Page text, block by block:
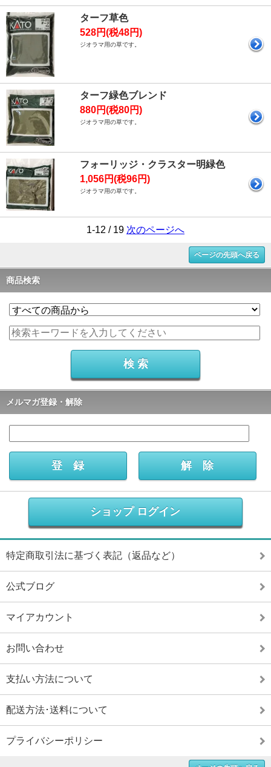
ターフ草色
528円(税48円)
ジオラマ用の草です。
ターフ緑色ブレンド
880円(税80円)
ジオラマ用の草です。
フォーリッジ・クラスター明緑色
1,056円(税96円)
ジオラマ用の草です。
1-12 / 19 次のページへ
ページの先頭へ戻る
商品検索
メルマガ登録・解除
ショップ ログイン
特定商取引法に基づく表記（返品など）
公式ブログ
マイアカウント
お問い合わせ
支払い方法について
配送方法･送料について
プライバシーポリシー